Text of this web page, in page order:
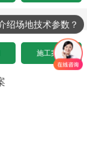
施工案例
场
绍场地技术参数？